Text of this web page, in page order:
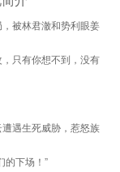
被林君澈和势利眼姜
只有你想不到，没有
遇生死威胁，惹怒族
的下场！”